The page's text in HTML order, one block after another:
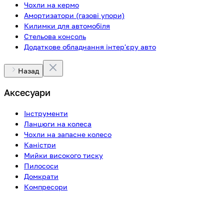
Чохли на кермо
Амортизатори (газові упори)
Килимки для автомобіля
Стельова консоль
Додаткове обладнання інтер'єру авто
Назад
Аксесуари
Інструменти
Ланцюги на колеса
Чохли на запасне колесо
Каністри
Мийки високого тиску
Пилососи
Домкрати
Компресори